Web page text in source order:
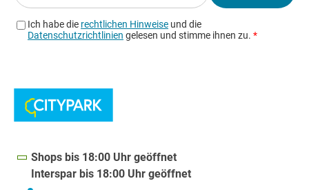
Shops bis 18:00 Uhr geöffnet
Interspar bis 18:00 Uhr geöffnet